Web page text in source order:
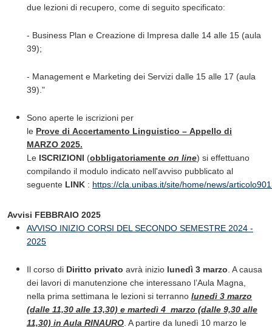
due lezioni di recupero, come di seguito specificato:
- Business Plan e Creazione di Impresa dalle 14 alle 15 (aula
39);
- Management e Marketing dei Servizi dalle 15 alle 17 (aula
39)."
Sono aperte le iscrizioni per
le Prove di Accertamento Linguistico – Appello di
MARZO 2025.
Le ISCRIZIONI (obbligatoriamente on line) si effettuano
compilando il modulo indicato nell'avviso pubblicato al
seguente LINK : https://cla.unibas.it/site/home/news/
Avvisi FEBBRAIO 2025
AVVISO INIZIO CORSI DEL SECONDO SEMESTRE 2024 -
2025
Il corso di Diritto privato avrà inizio lunedì 3 marzo . A causa
dei lavori di manutenzione che interessano l’Aula Magna,
nella prima settimana le lezioni si terranno lunedì 3 marzo
(dalle 11,30 alle 13,30) e martedì 4 marzo (dalle 9,30 alle
11,30) in Aula RINAURO . A partire da lunedì 10 marzo le